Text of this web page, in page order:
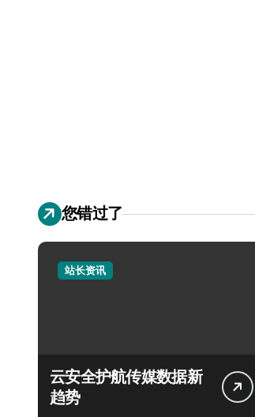
您错过了
站长资讯
云安全护航传媒数据新
趋势